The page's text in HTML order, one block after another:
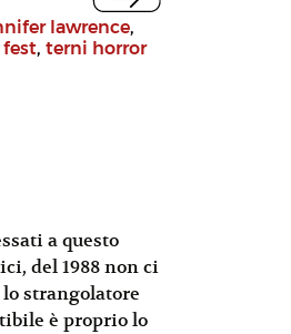
lawrence,
fest, terni horror
a questo
del 1988 non ci
strangolatore
è proprio lo